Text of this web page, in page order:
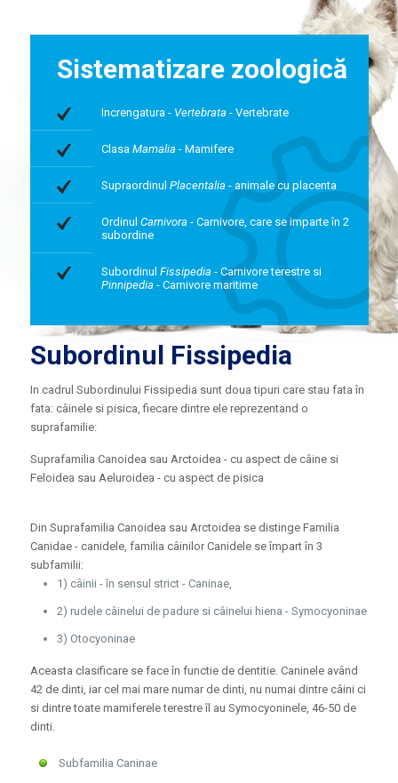
Sistematizare zoologică
Increngatura - Vertebrata - Vertebrate
Clasa Mamalia - Mamifere
Supraordinul Placentalia - animale cu placenta
Ordinul Carnivora - Carnivore, care se imparte în 2
subordine
Subordinul Fissipedia - Carnivore terestre si
Pinnipedia - Carnivore maritime
Subordinul Fissipedia
In cadrul Subordinului Fissipedia sunt doua tipuri care stau fata în
fata: câinele si pisica, fiecare dintre ele reprezentand o
suprafamilie:
Suprafamilia Canoidea sau Arctoidea - cu aspect de câine si
Feloidea sau Aeluroidea - cu aspect de pisica
Din Suprafamilia Canoidea sau Arctoidea se distinge Familia
Canidae - canidele, familia câinilor Canidele se împart în 3
subfamilii:
1) câinii - în sensul strict - Caninae,
2) rudele câinelui de padure si câinelui hiena - Symocyoninae
3) Otocyoninae
Aceasta clasificare se face în functie de dentitie. Caninele având
42 de dinti, iar cel mai mare numar de dinti, nu numai dintre câini ci
si dintre toate mamiferele terestre îl au Symocyoninele, 46-50 de
dinti.
Subfamilia Caninae